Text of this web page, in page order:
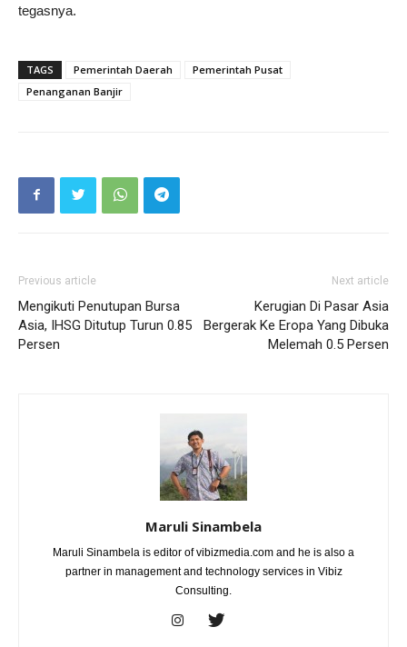
tegasnya.
TAGS Pemerintah Daerah
Pemerintah Pusat
Penanganan Banjir
Previous article
Mengikuti Penutupan Bursa
Asia, IHSG Ditutup Turun 0.85
Persen
Next article
Kerugian Di Pasar Asia
Bergerak Ke Eropa Yang Dibuka
Melemah 0.5 Persen
Maruli Sinambela
Maruli Sinambela is editor of vibizmedia.com and he is also a
partner in management and technology services in Vibiz
Consulting.